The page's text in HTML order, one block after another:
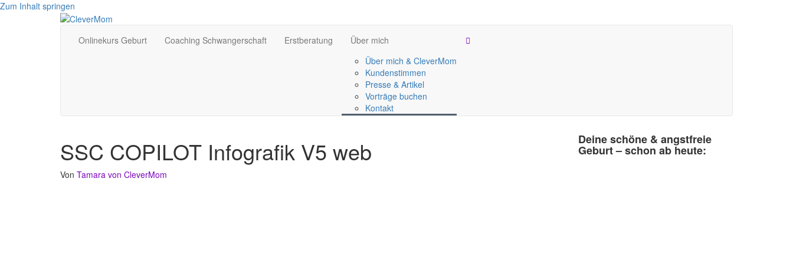
Zum Inhalt springen
Onlinekurs Geburt Coaching Schwangerschaft Erstberatung
Über mich
Über mich & CleverMom
Kundenstimmen
Presse & Artikel
Vorträge buchen
Kontakt
SSC COPILOT Infografik V5 web
Von Tamara von CleverMom
Deine schöne & angstfreie
Geburt – schon ab heute: